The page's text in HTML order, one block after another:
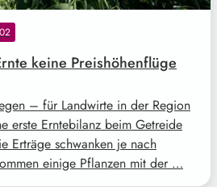
keine Preishöhenflüge
– für Landwirte in der Region
erste Erntebilanz beim Getreide
Erträge schwanken je nach
einige Pflanzen mit der …